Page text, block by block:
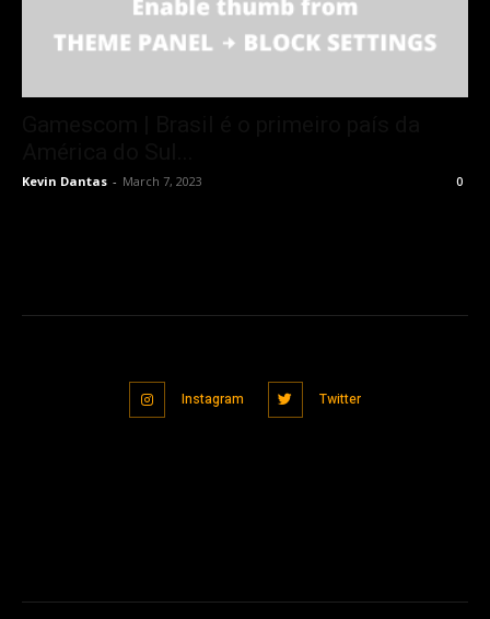
Kevin Dantas - March 7, 2023 0
Instagram Twitter